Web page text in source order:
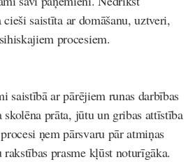
saistīta ar domāšanu, uztveri,
procesiem.
saistībā ar pārējiem runas darbības
prāta, jūtu un gribas attīstība
ņem pārsvaru pār atmiņas
prasme kļūst noturīgāka.